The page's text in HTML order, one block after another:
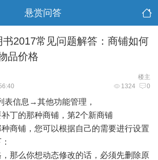
悬赏问答
书2017常见问题解答：商铺如何
品价格
楼主
1324 0
信息→其他功能管理，
丁的那种商铺，第2个新商铺
商铺，您可以根据自己的需要进行设置
那么你想动态修改的话，必须先删除原